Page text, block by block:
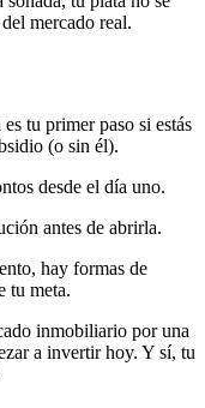
mercado real.
tu primer paso si estás
(o sin él).
desde el día uno.
antes de abrirla.
hay formas de
tu meta.
inmobiliario por una
a invertir hoy. Y sí, tu